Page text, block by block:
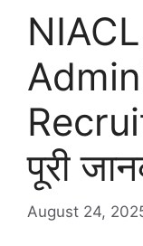
NIACL
पूरी
August 24,